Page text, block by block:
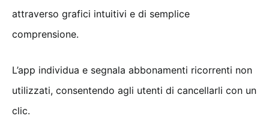
attraverso grafici intuitivi e di semplice
comprensione.
L’app individua e segnala abbonamenti ricorrenti non
utilizzati, consentendo agli utenti di cancellarli con un
clic.